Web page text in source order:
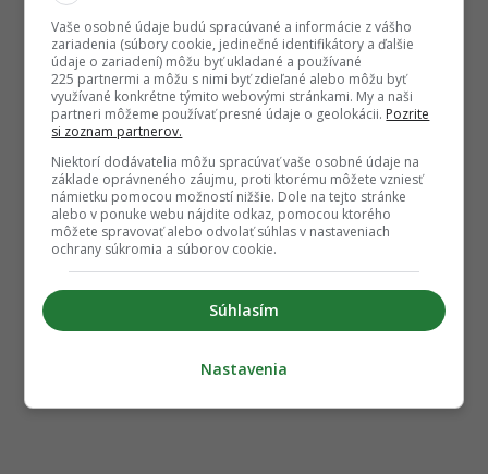
Vaše osobné údaje budú spracúvané a informácie z vášho
zariadenia (súbory cookie, jedinečné identifikátory a ďalšie
údaje o zariadení) môžu byť ukladané a používané
225 partnermi a môžu s nimi byť zdieľané alebo môžu byť
využívané konkrétne týmito webovými stránkami. My a naši
partneri môžeme používať presné údaje o geolokácii. Pozrite
si zoznam partnerov.
Niektorí dodávatelia môžu spracúvať vaše osobné údaje na
základe oprávneného záujmu, proti ktorému môžete vzniesť
námietku pomocou možností nižšie. Dole na tejto stránke
alebo v ponuke webu nájdite odkaz, pomocou ktorého
môžete spravovať alebo odvolať súhlas v nastaveniach
ochrany súkromia a súborov cookie.
Súhlasím
Nastavenia